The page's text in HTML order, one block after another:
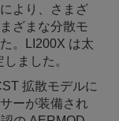
より、さまざ
ざまな分散モ
。LI200X は太
ました。
拡散モデルに
ーが装備され